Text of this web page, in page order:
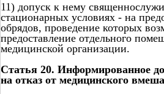
11) допуск к нему
стационарных условиях - на
обрядов, проведение которых
предоставление отдельного
медицинской организации.
Статья 20. Информированное
на отказ от медицинского